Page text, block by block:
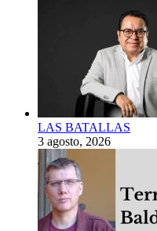
LAS BATALLAS
3 agosto, 2026